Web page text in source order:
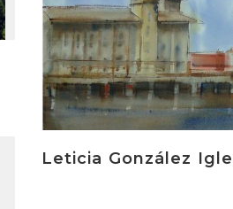
Leticia González